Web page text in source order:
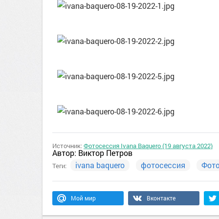
Источник:Фотосессия Ivana Baquero (19 августа 2022)
Автор: Виктор Петров
Теги: ivana baquero фотосессия
Мой мир Вконтакте